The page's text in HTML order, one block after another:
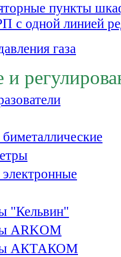
пункты
с одной линией
газа
и
"Кельвин"
ARKOM
АКТАКОМ